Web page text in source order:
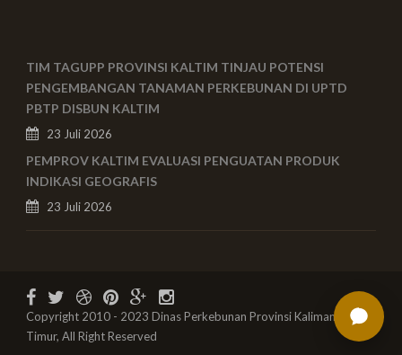
TIM TAGUPP PROVINSI KALTIM TINJAU POTENSI
PENGEMBANGAN TANAMAN PERKEBUNAN DI UPTD
PBTP DISBUN KALTIM
23 Juli 2026
PEMPROV KALTIM EVALUASI PENGUATAN PRODUK
INDIKASI GEOGRAFIS
23 Juli 2026
Copyright 2010 - 2023 Dinas Perkebunan Provinsi Kalimantan
Timur, All Right Reserved